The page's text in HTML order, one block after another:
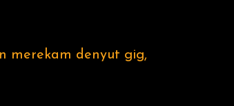
merekam denyut gig,